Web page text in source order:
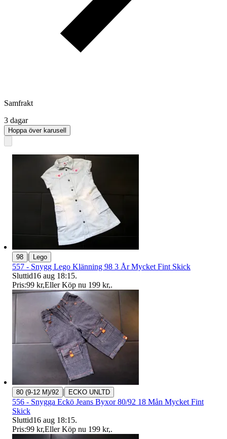
Samfrakt
3 dagar
Hoppa över karusell
98 | Lego
557 - Snygg Lego Klänning 98 3 År Mycket Fint Skick
Sluttid16 aug 18:15.
Pris:99 kr,Eller Köp nu 199 kr,.
80 (9-12 M)/92 | ECKO UNLTD
556 - Snygga Eckö Jeans Byxor 80/92 18 Mån Mycket Fint
Skick
Sluttid16 aug 18:15.
Pris:99 kr,Eller Köp nu 199 kr,.